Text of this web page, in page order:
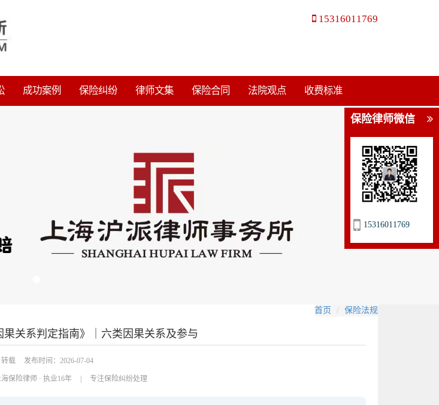
15316011769
成功案例 保险纠纷 律师文集 保险合同 法院观点 收费标准
首页 保险法规
关系判定指南》｜六类因果关系及参与
载 发布时间：2026-07-04
保险律师 · 执业16年 专注保险纠纷处理
保险律师微信
15316011769